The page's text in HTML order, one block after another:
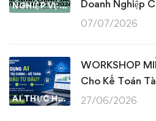
NGHIỆP VỤ KẾ TOÁN & THUẾ
Doanh Nghiệp
07/07/2026
AI THỰC HÀNH
WORKSHOP
Cho Kế Toán
27/06/2026